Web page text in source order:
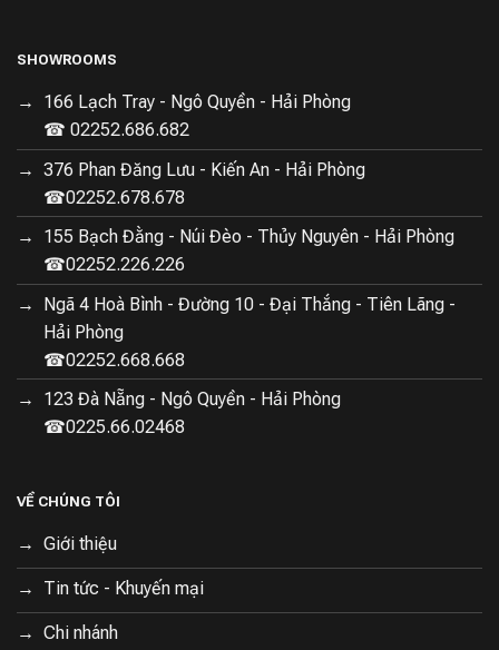
SHOWROOMS
166 Lạch Tray - Ngô Quyền - Hải Phòng
☎ 02252.686.682
376 Phan Đăng Lưu - Kiến An - Hải Phòng
☎02252.678.678
155 Bạch Đằng - Núi Đèo - Thủy Nguyên - Hải Phòng
☎02252.226.226
Ngã 4 Hoà Bình - Đường 10 - Đại Thắng - Tiên Lãng -
Hải Phòng
☎02252.668.668
123 Đà Nẵng - Ngô Quyền - Hải Phòng
☎0225.66.02468
VỀ CHÚNG TÔI
Giới thiệu
Tin tức - Khuyến mại
Chi nhánh